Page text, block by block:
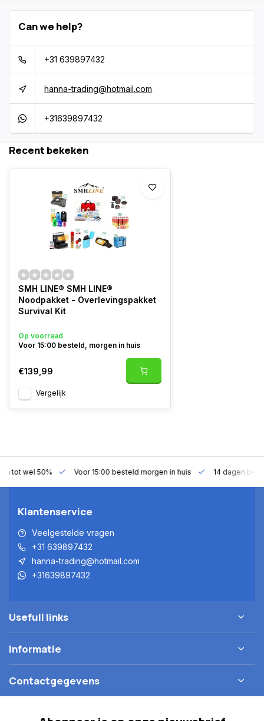
Can we help?
+31 639897432
hanna-trading@hotmail.com
+31639897432
Recent bekeken
SMH LINE® SMH LINE®
Noodpakket - Overlevingspakket
Survival Kit
Op voorraad
Voor 15:00 besteld, morgen in huis
€139,99
Vergelijk
tot wel 50% Voor 15:00 besteld morgen in huis 14 dagen
Klantenservice
Veelgestelde vragen
+31 639897432
hanna-trading@hotmail.com
+31639897432
Usefull links
Informatie
Contactgegevens